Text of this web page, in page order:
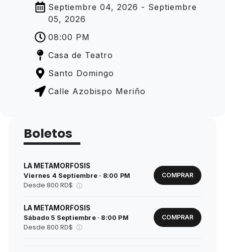
Septiembre 04, 2026 - Septiembre
05, 2026
08:00 PM
Casa de Teatro
Santo Domingo
Calle Azobispo Meriño
Boletos
LA METAMORFOSIS
Viernes 4 Septiembre · 8:00 PM
Desde 800 RD$ ⓘ
COMPRAR
LA METAMORFOSIS
Sábado 5 Septiembre · 8:00 PM
Desde 800 RD$ ⓘ
COMPRAR